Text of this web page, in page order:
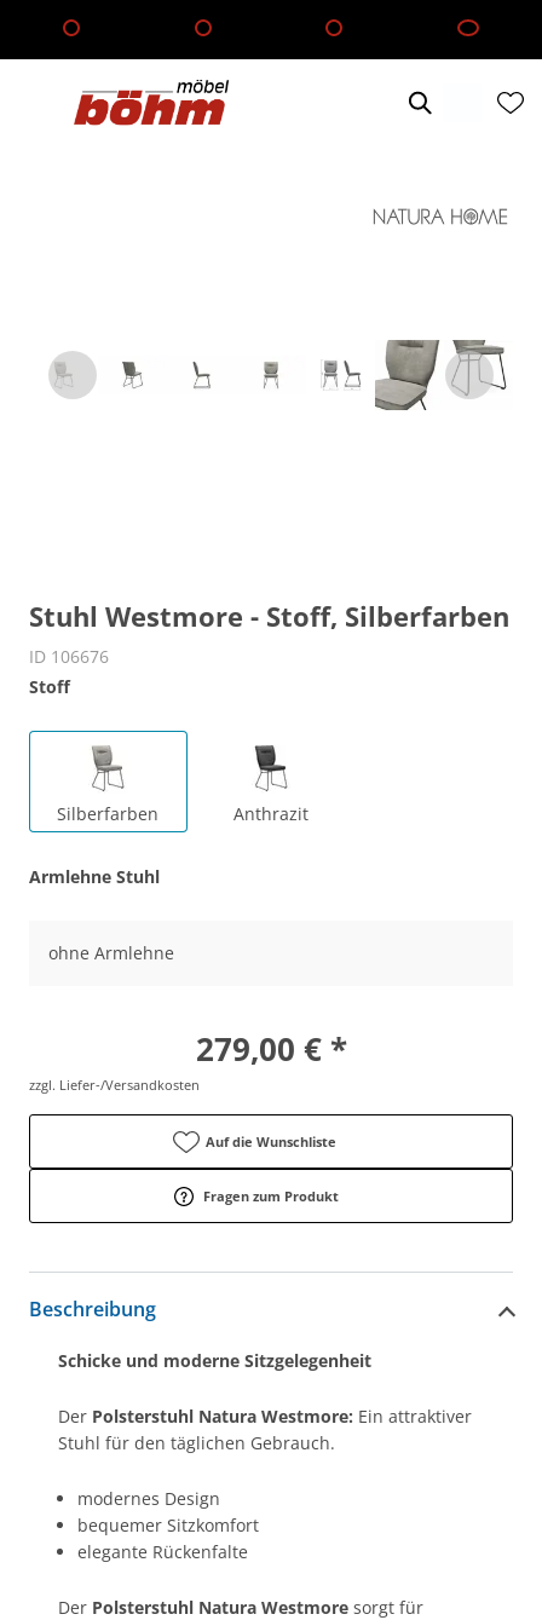
Stuhl Westmore - Stoff, Silberfarben
ID 106676
Stoff
Silberfarben Anthrazit
Armlehne Stuhl
ohne Armlehne
279,00 € *
zzgl. Liefer-/Versandkosten
Auf die Wunschliste
Fragen zum Produkt
Beschreibung
Schicke und moderne Sitzgelegenheit
Der Polsterstuhl Natura Westmore: Ein attraktiver
Stuhl für den täglichen Gebrauch.
modernes Design
bequemer Sitzkomfort
elegante Rückenfalte
Der Polsterstuhl Natura Westmore sorgt für